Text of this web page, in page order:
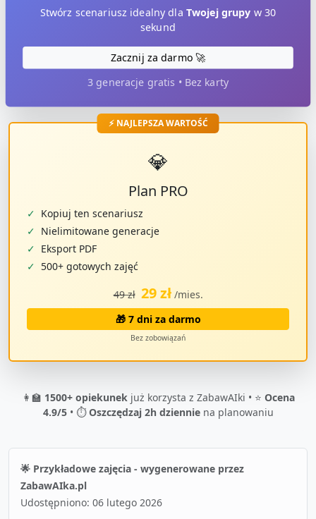
Stwórz scenariusz idealny dla Twojej grupy w 30
sekund
Zacznij za darmo 🚀
3 generacje gratis • Bez karty
⚡ NAJLEPSZA WARTOŚĆ
💎
Plan PRO
✓ Kopiuj ten scenariusz
✓ Nielimitowane generacje
✓ Eksport PDF
✓ 500+ gotowych zajęć
49 zł 29 zł /mies.
🎁 7 dni za darmo
Bez zobowiązań
👩‍🏫 1500+ opiekunekjuż korzysta z ZabawAIki • ⭐ Ocena
4.9/5• ⏱️Oszczędzaj 2h dzienniena planowaniu
🌟 Przykładowe zajęcia - wygenerowane przez
ZabawAIka.pl
Udostępniono: 06 lutego 2026